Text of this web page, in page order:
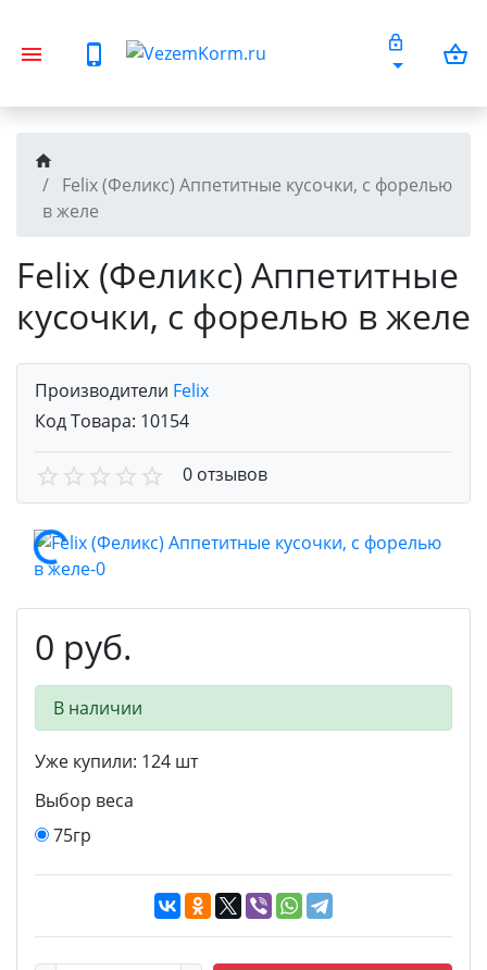
Felix (Феликс) Аппетитные кусочки, с форелью
в желе
Felix (Феликс) Аппетитные
кусочки, с форелью в желе
Производители Felix
Код Товара: 10154
0 отзывов
0 руб.
В наличии
Уже купили: 124 шт
Выбор веса
75гр